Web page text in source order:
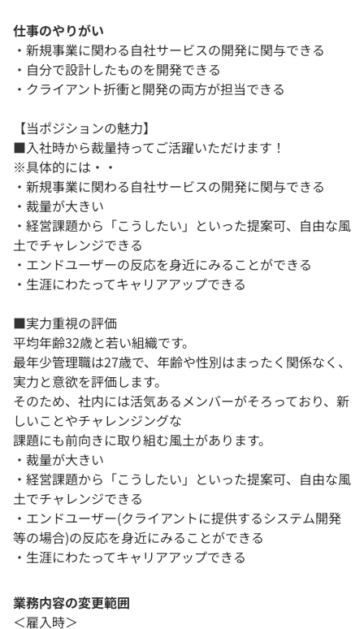
仕事のやりがい
・新規事業に関わる自社サービスの開発に関与できる
・自分で設計したものを開発できる
・クライアント折衝と開発の両方が担当できる
【当ポジションの魅力】
■入社時から裁量持ってご活躍いただけます！
※具体的には・・
・新規事業に関わる自社サービスの開発に関与できる
・裁量が大きい
・経営課題から「こうしたい」といった提案可、自由な風
土でチャレンジできる
・エンドユーザーの反応を身近にみることができる
・生涯にわたってキャリアアップできる
■実力重視の評価
平均年齢32歳と若い組織です。
最年少管理職は27歳で、年齢や性別はまったく関係なく、
実力と意欲を評価します。
そのため、社内には活気あるメンバーがそろっており、新
しいことやチャレンジングな
課題にも前向きに取り組む風土があります。
・裁量が大きい
・経営課題から「こうしたい」といった提案可、自由な風
土でチャレンジできる
・エンドユーザー(クライアントに提供するシステム開発
等の場合)の反応を身近にみることができる
・生涯にわたってキャリアアップできる
業務内容の変更範囲
＜雇入時＞